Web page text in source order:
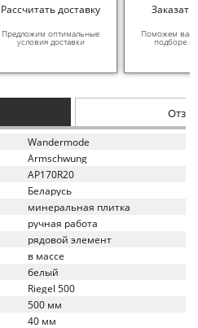
Рассчитать доставку
Предложим оптимальные
условия доставки
Заказать
Поможем вам
подборе
Wandermode
Armschwung
AP170R20
Беларусь
минеральная плитка
ручная работа
рядовой элемент
в массе
белый
Riegel 500
500 мм
40 мм